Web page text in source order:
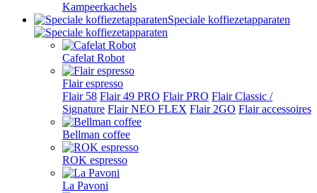
Kampeerkachels
Speciale koffiezetapparaten
Cafelat Robot
Flair espresso
Flair 58 Flair 49 PRO Flair PRO Flair Classic /
Signature Flair NEO FLEX Flair 2GO Flair accessoires
Bellman coffee
ROK espresso
La Pavoni